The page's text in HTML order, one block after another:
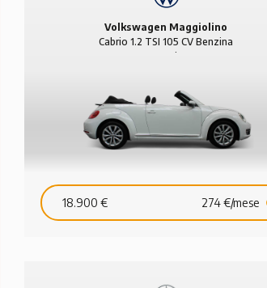
11.895 € 181 €/mese
Volkswagen Maggiolino
Cabrio 1.2 TSI 105 CV Benzina
2p Design
18.900 € 274 €/mese